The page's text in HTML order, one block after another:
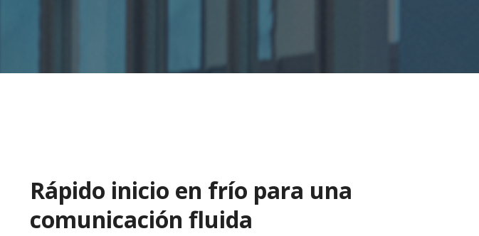
Rápido inicio en frío para una
comunicación fluida